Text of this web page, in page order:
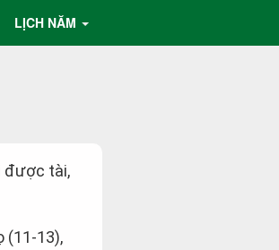
LỊCH NĂM
được tài,
(11-13),